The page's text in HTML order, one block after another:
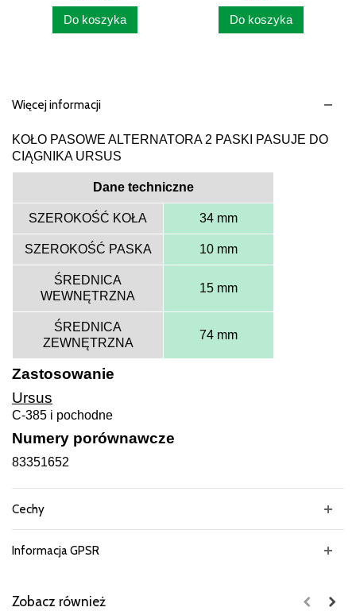
Do koszyka
Do koszyka
Więcej informacji
KOŁO PASOWE ALTERNATORA 2 PASKI PASUJE DO
CIĄGNIKA URSUS
Dane techniczne
SZEROKOŚĆ KOŁA 34 mm
SZEROKOŚĆ PASKA 10 mm
ŚREDNICA
WEWNĘTRZNA
15 mm
ŚREDNICA
ZEWNĘTRZNA
74 mm
Zastosowanie
Ursus
C-385 i pochodne
Numery porównawcze
83351652
Cechy
Informacja GPSR
Zobacz również